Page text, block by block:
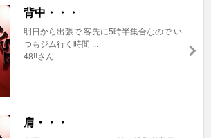
背中・・・
明日から出張で 客先に5時半集合なので い
つもジム行く時間 ...
48!!さん
肩・・・